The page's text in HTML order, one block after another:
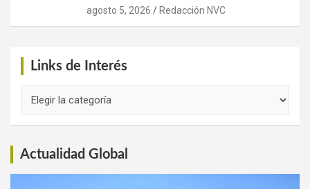
agosto 5, 2026 Redacción NVC
Links de Interés
Actualidad Global